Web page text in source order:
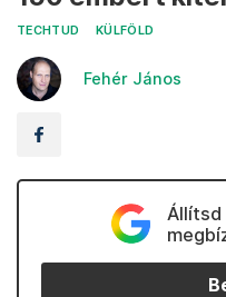
TECHTUD KÜLFÖLD
Fehér János
Állítsd